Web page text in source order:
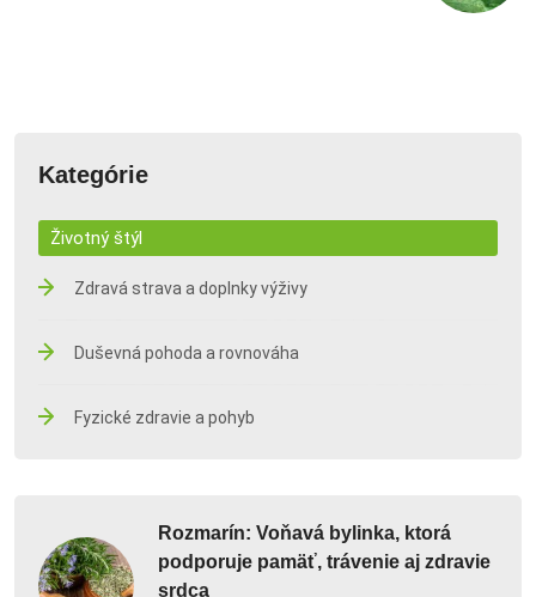
Kategórie
Životný štýl
Zdravá strava a doplnky výživy
Duševná pohoda a rovnováha
Fyzické zdravie a pohyb
Rozmarín: Voňavá bylinka, ktorá
podporuje pamäť, trávenie aj zdravie
srdca